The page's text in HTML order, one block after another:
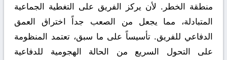
منطقة الخطر. لأن يركز الفريق على التغطية الجماعية
المتبادلة، مما يجعل من الصعب جداً اختراق العمق
الدفاعي للفريق. تأسيساً على ما سبق، تعتمد المنظومة
على التحول السريع من الحالة الهجومية للدفاعية